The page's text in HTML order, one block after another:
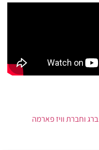
וחברת וויז פארמה